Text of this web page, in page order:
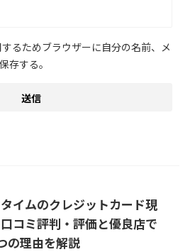
るためブラウザーに自分の名前、メ
存する。
タイムのクレジットカード現
コミ評判・評価と優良店で
の理由を解説